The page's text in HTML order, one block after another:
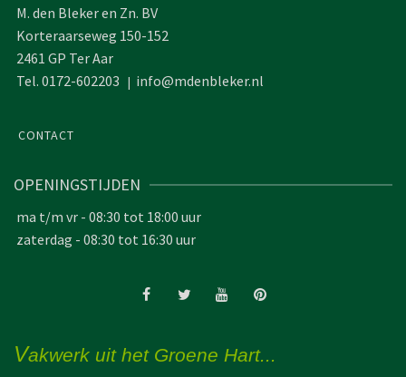
M. den Bleker en Zn. BV
Korteraarseweg 150-152
2461 GP Ter Aar
Tel. 0172-602203 | info@mdenbleker.nl
CONTACT
OPENINGSTIJDEN
ma t/m vr - 08:30 tot 18:00 uur
zaterdag - 08:30 tot 16:30 uur
Vakwerk uit het Groene Hart...